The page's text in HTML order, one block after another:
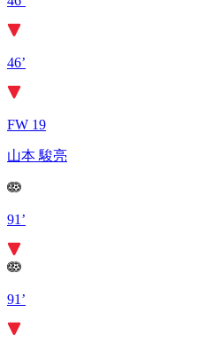
46’
FW 19
山本 駿亮
91’
91’